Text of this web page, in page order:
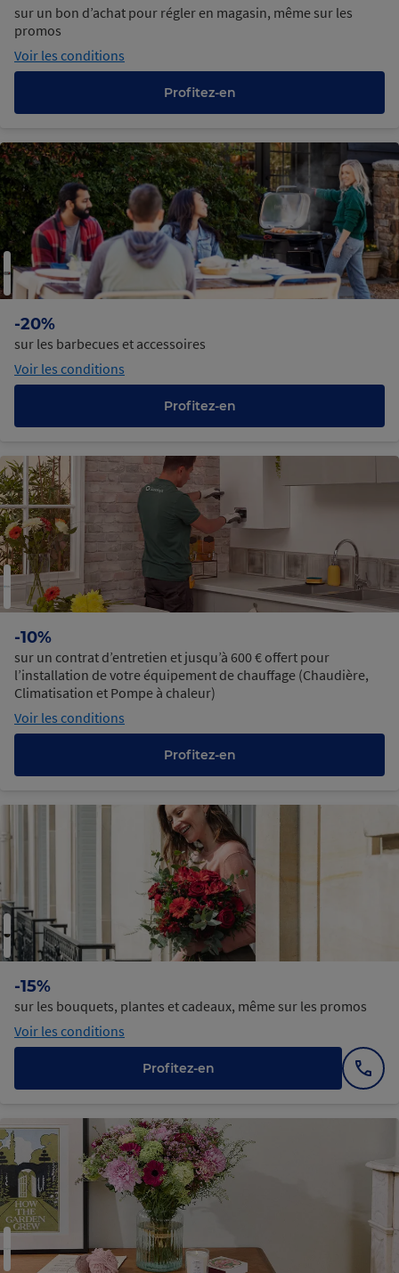
sur un bon d’achat pour régler en magasin, même sur les
promos
Voir les conditions
Profitez-en
-20%
sur les barbecues et accessoires
Voir les conditions
Profitez-en
-10%
sur un contrat d’entretien et jusqu’à 600 € offert pour
l’installation de votre équipement de chauffage (Chaudière,
Climatisation et Pompe à chaleur)
Voir les conditions
Profitez-en
-15%
sur les bouquets, plantes et cadeaux, même sur les promos
Voir les conditions
Profitez-en
le